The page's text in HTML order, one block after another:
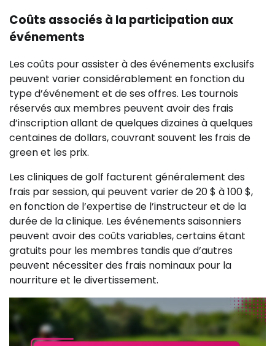
Coûts associés à la participation aux
événements
Les coûts pour assister à des événements exclusifs
peuvent varier considérablement en fonction du
type d’événement et de ses offres. Les tournois
réservés aux membres peuvent avoir des frais
d’inscription allant de quelques dizaines à quelques
centaines de dollars, couvrant souvent les frais de
green et les prix.
Les cliniques de golf facturent généralement des
frais par session, qui peuvent varier de 20 $ à 100 $,
en fonction de l’expertise de l’instructeur et de la
durée de la clinique. Les événements saisonniers
peuvent avoir des coûts variables, certains étant
gratuits pour les membres tandis que d’autres
peuvent nécessiter des frais nominaux pour la
nourriture et le divertissement.